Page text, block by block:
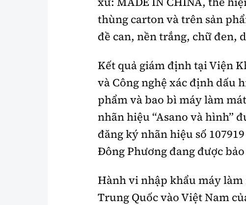
thùng carton và trên sản
đề can, nền trắng, chữ đen,
Kết quả giám định tại Viện
và Công nghệ xác định dấu
phẩm và bao bì máy làm
nhãn hiệu “Asano và hình”
đăng ký nhãn hiệu số
Đông Phương đang được
Hành vi nhập khẩu máy
Trung Quốc vào Việt Nam